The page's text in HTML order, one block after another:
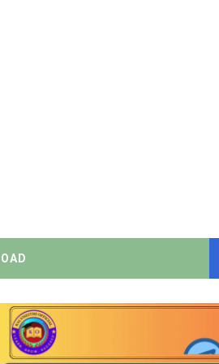
மாணவர்கள் பங்கேற்க
வெளியீடு!
சஸ்பெண்ட்!